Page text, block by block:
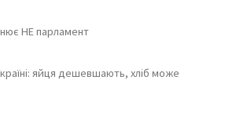
НЕ парламент
яйця дешевшають, хліб може